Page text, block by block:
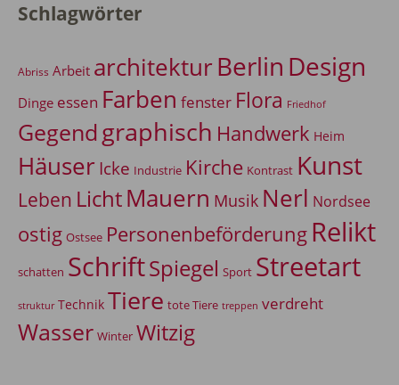
Schlagwörter
Abriss Arbeit architekturBerlin Design
Dinge essen Farben fenster Flora Friedhof
Gegendgraphisch Handwerk Heim
Häuser Icke Industrie Kirche Kontrast Kunst
Leben LichtMauern Musik Nerl Nordsee
ostig Ostsee Personenbeförderung Relikt
schatten SchriftSpiegel Sport Streetart
struktur Technik Tiere tote Tiere treppen verdreht
Wasser Winter Witzig